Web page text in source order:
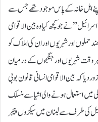
اہل خانہ کے پاس موجود تھے جس سے
نے جو کچھ کیا وہ بین الاقوامی
حملوں اور شہریوں اور ان کی املاک کو
وقت شہریوں اور جنگجوں کے درمیان
کہ بین الاقوامی انسانی قانون بوبی
میں استعمال ہونے والی اشیا سے منسلک
کی طرف سے لبنان میں سیکڑوں پیجر